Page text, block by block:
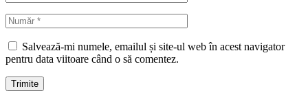
Salvează-mi numele, emailul și site-ul web în acest navigator
pentru data viitoare când o să comentez.
Trimite